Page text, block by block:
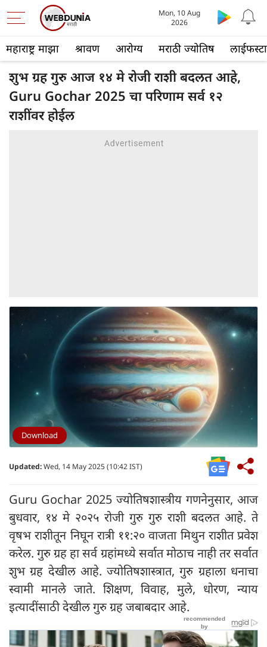
महाराष्ट्र माझा श्रावण आरोग्य मराठी ज्योतिष
Mon, 10 Aug
2026
शुभ ग्रह गुरु आज १४ मे रोजी राशी बदलत आहे,
Guru Gochar 2025 चा परिणाम सर्व १२
राशींवर होईल
Download
Updated:Wed, 14 May 2025 (10:42 IST)
Guru Gochar 2025 ज्योतिषशास्त्रीय गणनेनुसार, आज
बुधवार, १४ मे २०२५ रोजी गुरु गुरु राशी बदलत आहे. ते
वृषभ राशीतून निघून रात्री ११:२० वाजता मिथुन राशीत प्रवेश
करेल. गुरु ग्रह हा सर्व ग्रहांमध्ये सर्वात मोठाच नाही तर सर्वात
शुभ ग्रह देखील आहे. ज्योतिषशास्त्रात, गुरु ग्रहाला धनाचा
स्वामी मानले जाते. शिक्षण, विवाह, मुले, धोरण, न्याय
इत्यादींसाठी देखील गुरु ग्रह जबाबदार आहे.